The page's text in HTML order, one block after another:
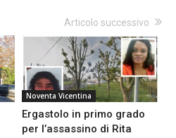
Articolo successivo
Noventa Vicentina
Ergastolo in primo grado
per l’assassino di Rita